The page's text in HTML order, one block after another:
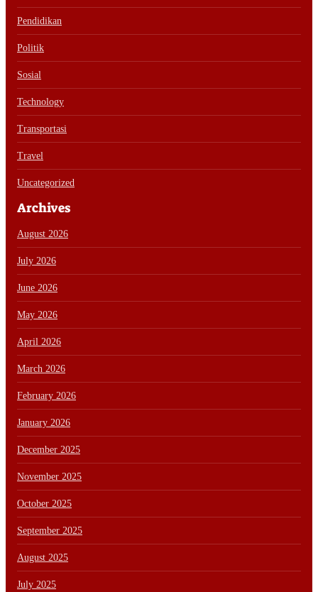
Pendidikan
Politik
Sosial
Technology
Transportasi
Travel
Uncategorized
Archives
August 2026
July 2026
June 2026
May 2026
April 2026
March 2026
February 2026
January 2026
December 2025
November 2025
October 2025
September 2025
August 2025
July 2025